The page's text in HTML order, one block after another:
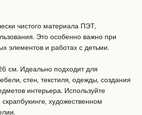
чистого материала ПЭТ,
Это особенно важно при
элементов и работах с детьми.
см. Идеально подходит для
стен, текстиля, одежды, создания
интерьера. Используйте
художественном